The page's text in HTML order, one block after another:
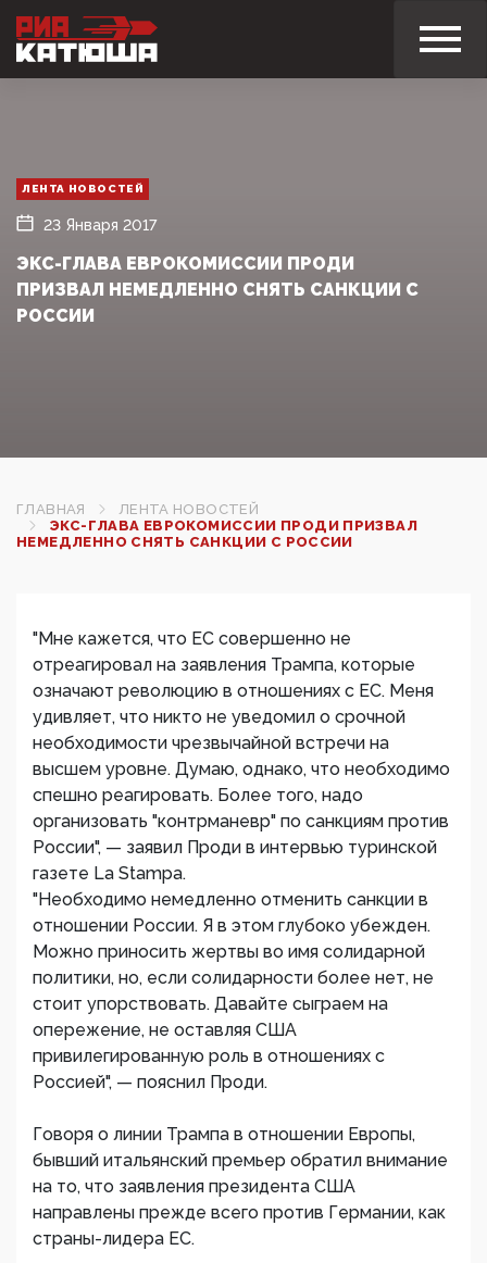
ЛЕНТА НОВОСТЕЙ
23 Января 2017
ЭКС-ГЛАВА ЕВРОКОМИССИИ ПРОДИ
ПРИЗВАЛ НЕМЕДЛЕННО СНЯТЬ САНКЦИИ С
РОССИИ
ГЛАВНАЯ
ЛЕНТА НОВОСТЕЙ
ЭКС-ГЛАВА ЕВРОКОМИССИИ ПРОДИ ПРИЗВАЛ
НЕМЕДЛЕННО СНЯТЬ САНКЦИИ С РОССИИ
"Мне кажется, что ЕС совершенно не
отреагировал на заявления Трампа, которые
означают революцию в отношениях с ЕС. Меня
удивляет, что никто не уведомил о срочной
необходимости чрезвычайной встречи на
высшем уровне. Думаю, однако, что необходимо
спешно реагировать. Более того, надо
организовать "контрманевр" по санкциям против
России", — заявил Проди в интервью туринской
газете La Stampa.
"Необходимо немедленно отменить санкции в
отношении России. Я в этом глубоко убежден.
Можно приносить жертвы во имя солидарной
политики, но, если солидарности более нет, не
стоит упорствовать. Давайте сыграем на
опережение, не оставляя США
привилегированную роль в отношениях с
Россией", — пояснил Проди.
Говоря о линии Трампа в отношении Европы,
бывший итальянский премьер обратил внимание
на то, что заявления президента США
направлены прежде всего против Германии, как
страны-лидера ЕС.